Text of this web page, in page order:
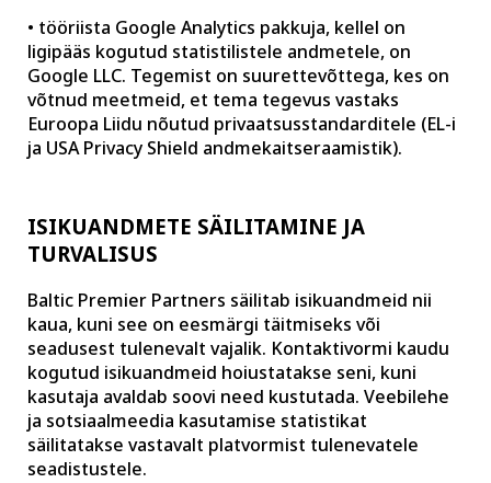
• tööriista Google Analytics pakkuja, kellel on
ligipääs kogutud statistilistele andmetele, on
Google LLC. Tegemist on suurettevõttega, kes on
võtnud meetmeid, et tema tegevus vastaks
Euroopa Liidu nõutud privaatsusstandarditele (EL-i
ja USA Privacy Shield andmekaitseraamistik).
ISIKUANDMETE SÄILITAMINE JA
TURVALISUS
Baltic Premier Partners säilitab isikuandmeid nii
kaua, kuni see on eesmärgi täitmiseks või
seadusest tulenevalt vajalik. Kontaktivormi kaudu
kogutud isikuandmeid hoiustatakse seni, kuni
kasutaja avaldab soovi need kustutada. Veebilehe
ja sotsiaalmeedia kasutamise statistikat
säilitatakse vastavalt platvormist tulenevatele
seadistustele.